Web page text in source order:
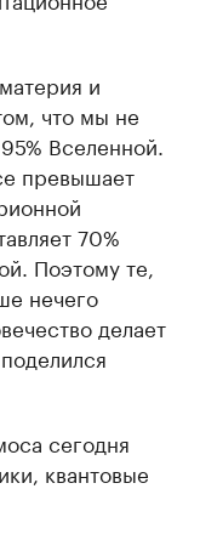
и
что мы не
Вселенной.
превышает
70%
Поэтому те,
нечего
делает
сегодня
квантовые